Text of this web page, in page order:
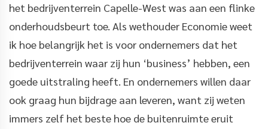
het bedrijventerrein Capelle-West was aan een flinke
onderhoudsbeurt toe. Als wethouder Economie weet
ik hoe belangrijk het is voor ondernemers dat het
bedrijventerrein waar zij hun ‘business’ hebben, een
goede uitstraling heeft. En ondernemers willen daar
ook graag hun bijdrage aan leveren, want zij weten
immers zelf het beste hoe de buitenruimte eruit